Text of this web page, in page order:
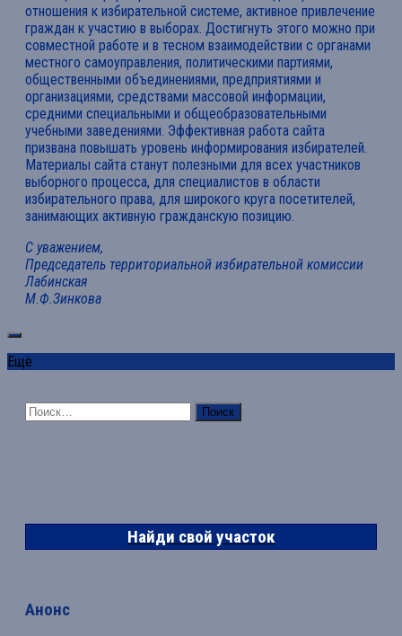
отношения к избирательной системе, активное привлечение
граждан к участию в выборах. Достигнуть этого можно при
совместной работе и в тесном взаимодействии с органами
местного самоуправления, политическими партиями,
общественными объединениями, предприятиями и
организациями, средствами массовой информации,
средними специальными и общеобразовательными
учебными заведениями. Эффективная работа сайта
призвана повышать уровень информирования избирателей.
Материалы сайта станут полезными для всех участников
выборного процесса, для специалистов в области
избирательного права, для широкого круга посетителей,
занимающих активную гражданскую позицию.
С уважением,
Председатель территориальной избирательной комиссии
Лабинская
М.Ф.Зинкова
Ещё
Найти:
Найди свой участок
Анонс